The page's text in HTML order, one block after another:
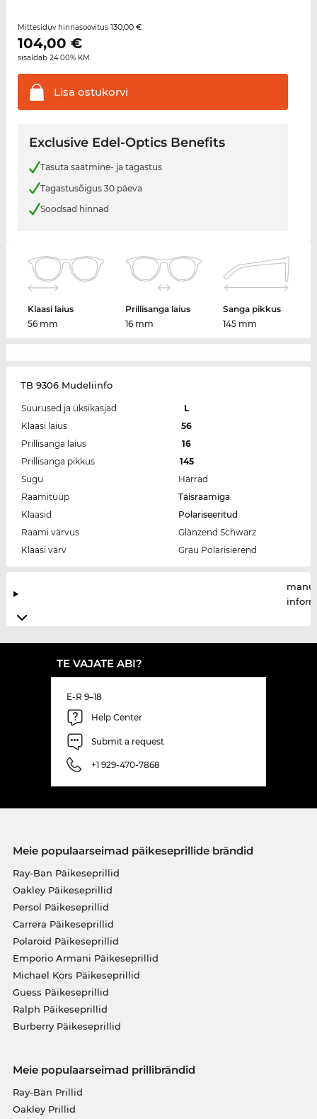
Mittesiduv hinnasoovitus 130,00 €
104,00 €
sisaldab 24.00% KM.
Lisa ostukorvi
Exclusive Edel-Optics Benefits
Tasuta saatmine- ja tagastus
Tagastusõigus 30 päeva
Soodsad hinnad
Klaasi laius
56 mm
Prillisanga laius
16 mm
Sanga pikkus
145 mm
TB 9306 Mudeliinfo
Suurused ja üksikasjad
L
Klaasi laius
56
Prillisanga laius
16
Prillisanga pikkus
145
Sugu
Härrad
Raamitüüp
Täisraamiga
Klaasid
Polariseeritud
Raami värvus
Glänzend Schwarz
Klaasi värv
Grau Polarisierend
TE VAJATE ABI?
E-R 9–18
Help Center
Submit a request
+1 929-470-7868
Meie populaarseimad päikeseprillide brändid
Ray-Ban Päikeseprillid
Oakley Päikeseprillid
Persol Päikeseprillid
Carrera Päikeseprillid
Polaroid Päikeseprillid
Emporio Armani Päikeseprillid
Michael Kors Päikeseprillid
Guess Päikeseprillid
Ralph Päikeseprillid
Burberry Päikeseprillid
Meie populaarseimad prillibrändid
Ray-Ban Prillid
Oakley Prillid